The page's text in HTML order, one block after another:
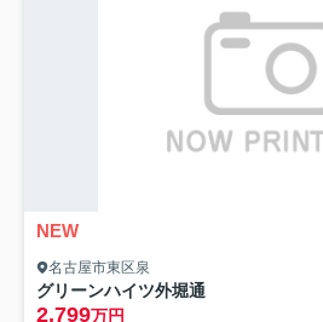
NEW
名古屋市東区泉
グリーンハイツ外堀通
2,799万円